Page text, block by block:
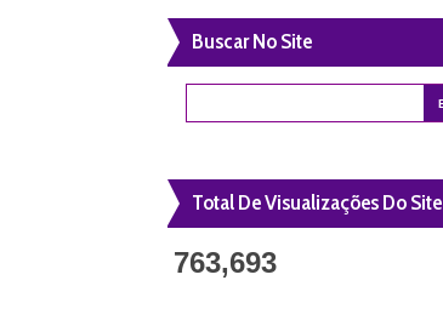
Buscar No Site
Total De Visualizações Do Site
763,693